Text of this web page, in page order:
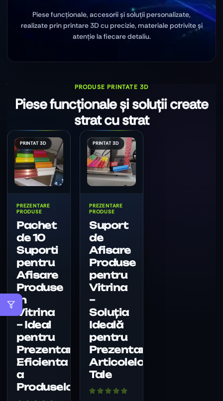
Piese funcționale, accesorii și soluții personalizate,
realizate prin printare 3D cu precizie, materiale potrivite și
atenție la fiecare detaliu.
PREZENTARE
PRODUSE
Pachet
de 10
Suporti
pentru
Afisare
Produse
in
Vitrina
– Ideal
pentru
Prezentarea
Eficienta
a
Produselor
PREZENTARE
PRODUSE
Suport
de
Afisare
Produse
pentru
Vitrina
–
Soluția
Ideală
pentru
Prezentarea
Articolelor
Tale